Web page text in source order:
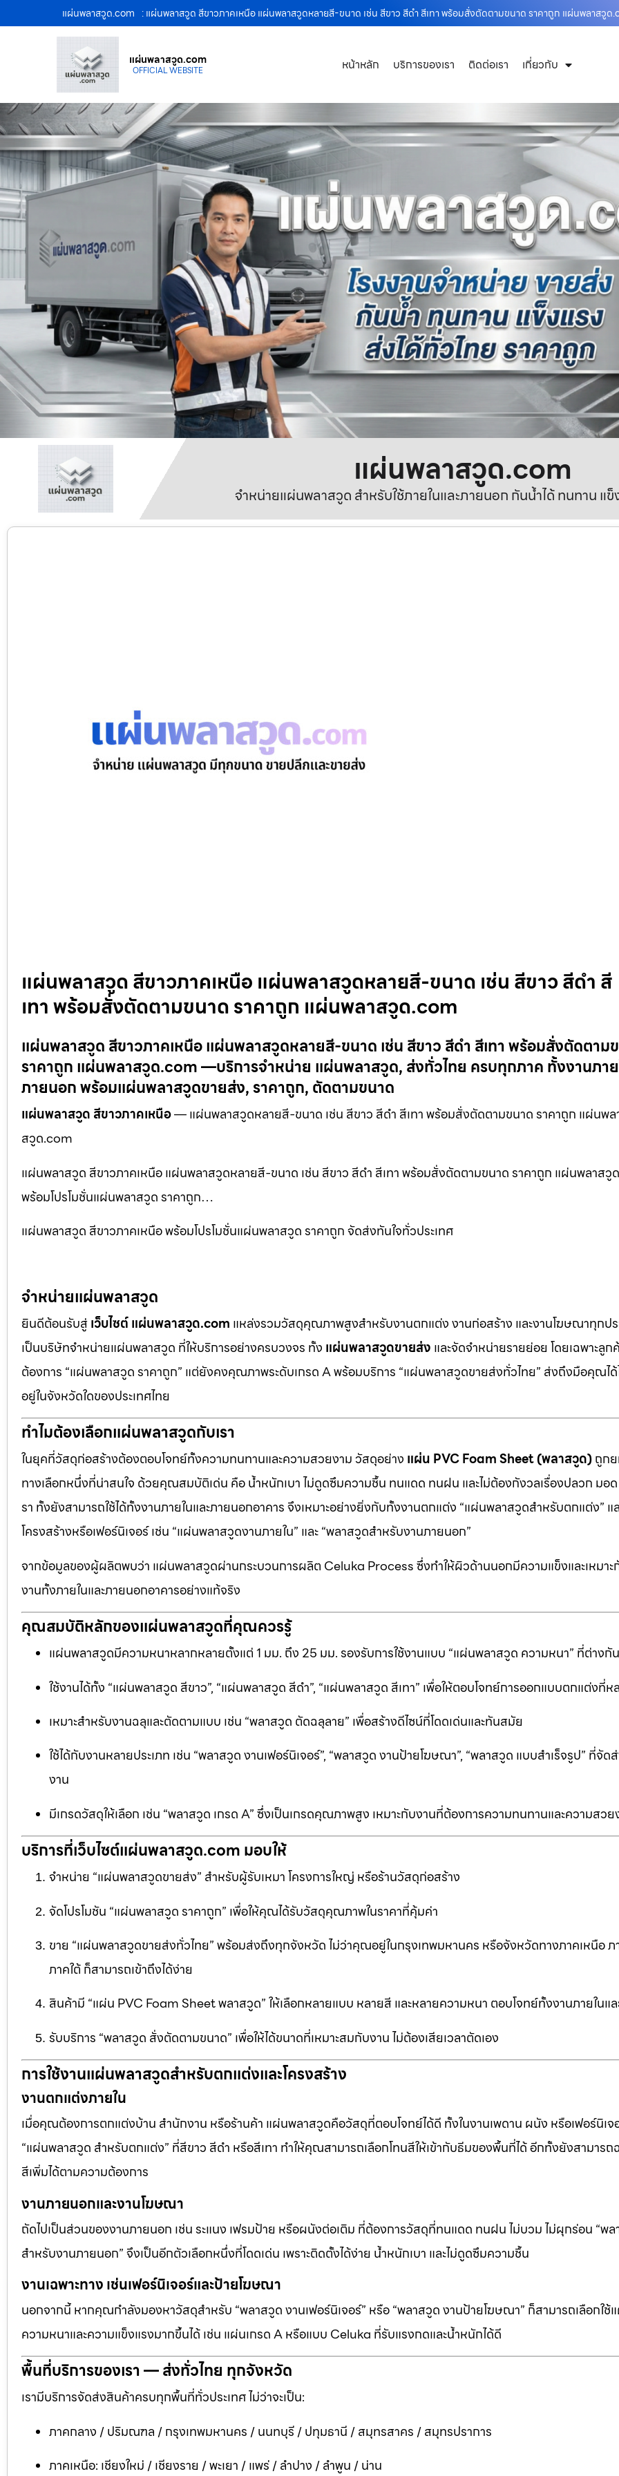
แผ่นพลาสวูด.com : แผ่นพลาสวูด สีขาวภาคเหนือ แผ่นพลาสวูดหลายสี-ขนาด เช่น สีขาว สีดำ สีเทา พร้อมสั่งตัดตามขนาด ราคาถูก แผ่นพลาสวูด
แผ่นพลาสวูด.com
OFFICIAL WEBSITE หน้าหลัก บริการของเรา ติดต่อเรา เกี่ยวกับ
แผ่นพลาสวูด.com
จำหน่ายแผ่นพลาสวูด สำหรับใช้ภายในและภายนอก กันน้ำได้ ทนทาน แข็
แผ่นพลาสวูด สีขาวภาคเหนือ แผ่นพลาสวูดหลายสี-ขนาด เช่น สีขาว สีดำ สี
เทา พร้อมสั่งตัดตามขนาด ราคาถูก แผ่นพลาสวูด.com
แผ่นพลาสวูด สีขาวภาคเหนือ แผ่นพลาสวูดหลายสี-ขนาด เช่น สีขาว สีดำ สีเทา พร้อมสั่งตัดตาม
ราคาถูก แผ่นพลาสวูด.com —บริการจำหน่าย แผ่นพลาสวูด, ส่งทั่วไทย ครบทุกภาค ทั้งงานภา
ภายนอก พร้อมแผ่นพลาสวูดขายส่ง, ราคาถูก, ตัดตามขนาด
แผ่นพลาสวูด สีขาวภาคเหนือ— แผ่นพลาสวูดหลายสี-ขนาด เช่น สีขาว สีดำ สีเทา พร้อมสั่งตัดตามขนาด ราคาถูก แผ่นพล
สวูด.com
แผ่นพลาสวูด สีขาวภาคเหนือ แผ่นพลาสวูดหลายสี-ขนาด เช่น สีขาว สีดำ สีเทา พร้อมสั่งตัดตามขนาด ราคาถูก แผ่นพลาสวู
พร้อมโปรโมชั่นแผ่นพลาสวูด ราคาถูก…
แผ่นพลาสวูด สีขาวภาคเหนือ พร้อมโปรโมชั่นแผ่นพลาสวูด ราคาถูก จัดส่งทันใจทั่วประเทศ
จำหน่ายแผ่นพลาสวูด
ยินดีต้อนรับสู่เว็บไซต์ แผ่นพลาสวูด.com แหล่งรวมวัสดุคุณภาพสูงสำหรับงานตกแต่ง งานก่อสร้าง และงานโฆษณาทุกประ
เป็นบริษัทจำหน่ายแผ่นพลาสวูด ที่ให้บริการอย่างครบวงจร ทั้ง แผ่นพลาสวูดขายส่ง และจัดจำหน่ายรายย่อย โดยเฉพาะลูก
ต้องการ “แผ่นพลาสวูด ราคาถูก” แต่ยังคงคุณภาพระดับเกรด A พร้อมบริการ “แผ่นพลาสวูดขายส่งทั่วไทย” ส่งถึงมือคุณไ
อยู่ในจังหวัดใดของประเทศไทย
ทำไมต้องเลือกแผ่นพลาสวูดกับเรา
ในยุคที่วัสดุก่อสร้างต้องตอบโจทย์ทั้งความทนทานและความสวยงาม วัสดุอย่าง แผ่น PVC Foam Sheet (พลาสวูด)ถูก
ทางเลือกหนึ่งที่น่าสนใจ ด้วยคุณสมบัติเด่น คือ น้ำหนักเบา ไม่ดูดซึมความชื้น ทนแดด ทนฝน และไม่ต้องกังวลเรื่องปลวก มอด
รา ทั้งยังสามารถใช้ได้ทั้งงานภายในและภายนอกอาคาร จึงเหมาะอย่างยิ่งกับทั้งงานตกแต่ง “แผ่นพลาสวูดสำหรับตกแต่ง” แ
โครงสร้างหรือเฟอร์นิเจอร์ เช่น “แผ่นพลาสวูดงานภายใน” และ “พลาสวูดสำหรับงานภายนอก”
จากข้อมูลของผู้ผลิตพบว่า แผ่นพลาสวูดผ่านกระบวนการผลิต Celuka Process ซึ่งทำให้ผิวด้านนอกมีความแข็งและเหมาะ
งานทั้งภายในและภายนอกอาคารอย่างแท้จริง
คุณสมบัติหลักของแผ่นพลาสวูดที่คุณควรรู้
แผ่นพลาสวูดมีความหนาหลากหลายตั้งแต่ 1 มม. ถึง 25 มม. รองรับการใช้งานแบบ “แผ่นพลาสวูด ความหนา” ที่ต่างกั
ใช้งานได้ทั้ง “แผ่นพลาสวูด สีขาว”, “แผ่นพลาสวูด สีดำ”, “แผ่นพลาสวูด สีเทา” เพื่อให้ตอบโจทย์การออกแบบตกแต่งที่ห
เหมาะสำหรับงานฉลุและตัดตามแบบ เช่น “พลาสวูด ตัดฉลุลาย” เพื่อสร้างดีไซน์ที่โดดเด่นและทันสมัย
ใช้ได้กับงานหลายประเภท เช่น “พลาสวูด งานเฟอร์นิเจอร์”, “พลาสวูด งานป้ายโฆษณา”, “พลาสวูด แบบสำเร็จรูป” ที่จัด
งาน
มีเกรดวัสดุให้เลือก เช่น “พลาสวูด เกรด A” ซึ่งเป็นเกรดคุณภาพสูง เหมาะกับงานที่ต้องการความทนทานและความสวย
บริการที่เว็บไซต์แผ่นพลาสวูด.com มอบให้
จำหน่าย “แผ่นพลาสวูดขายส่ง” สำหรับผู้รับเหมา โครงการใหญ่ หรือร้านวัสดุก่อสร้าง
จัดโปรโมชัน “แผ่นพลาสวูด ราคาถูก” เพื่อให้คุณได้รับวัสดุคุณภาพในราคาที่คุ้มค่า
ขาย “แผ่นพลาสวูดขายส่งทั่วไทย” พร้อมส่งถึงทุกจังหวัด ไม่ว่าคุณอยู่ในกรุงเทพมหานคร หรือจังหวัดทางภาคเหนือ ภ
ภาคใต้ ก็สามารถเข้าถึงได้ง่าย
สินค้ามี “แผ่น PVC Foam Sheet พลาสวูด” ให้เลือกหลายแบบ หลายสี และหลายความหนา ตอบโจทย์ทั้งงานภายในแ
รับบริการ “พลาสวูด สั่งตัดตามขนาด” เพื่อให้ได้ขนาดที่เหมาะสมกับงาน ไม่ต้องเสียเวลาตัดเอง
การใช้งานแผ่นพลาสวูดสำหรับตกแต่งและโครงสร้าง
งานตกแต่งภายใน
เมื่อคุณต้องการตกแต่งบ้าน สำนักงาน หรือร้านค้า แผ่นพลาสวูดคือวัสดุที่ตอบโจทย์ได้ดี ทั้งในงานเพดาน ผนัง หรือเฟอร์นิเจ
“แผ่นพลาสวูด สำหรับตกแต่ง” ที่สีขาว สีดำ หรือสีเทา ทำให้คุณสามารถเลือกโทนสีให้เข้ากับธีมของพื้นที่ได้ อีกทั้งยังสามาร
สีเพิ่มได้ตามความต้องการ
งานภายนอกและงานโฆษณา
ถัดไปเป็นส่วนของงานภายนอก เช่น ระแนง เฟรมป้าย หรือผนังต่อเติม ที่ต้องการวัสดุที่ทนแดด ทนฝน ไม่บวม ไม่ผุกร่อน “พ
สำหรับงานภายนอก” จึงเป็นอีกตัวเลือกหนึ่งที่โดดเด่น เพราะติดตั้งได้ง่าย น้ำหนักเบา และไม่ดูดซึมความชื้น
งานเฉพาะทาง เช่นเฟอร์นิเจอร์และป้ายโฆษณา
นอกจากนี้ หากคุณกำลังมองหาวัสดุสำหรับ “พลาสวูด งานเฟอร์นิเจอร์” หรือ “พลาสวูด งานป้ายโฆษณา” ก็สามารถเลือกใช้
ความหนาและความแข็งแรงมากขึ้นได้ เช่น แผ่นเกรด A หรือแบบ Celuka ที่รับแรงกดและน้ำหนักได้ดี
พื้นที่บริการของเรา — ส่งทั่วไทย ทุกจังหวัด
เรามีบริการจัดส่งสินค้าครบทุกพื้นที่ทั่วประเทศ ไม่ว่าจะเป็น:
ภาคกลาง / ปริมณฑล / กรุงเทพมหานคร / นนทบุรี / ปทุมธานี / สมุทรสาคร / สมุทรปราการ
ภาคเหนือ: เชียงใหม่ / เชียงราย / พะเยา / แพร่ / ลำปาง / ลำพูน / น่าน